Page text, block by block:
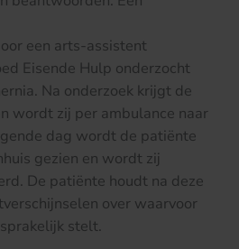
een arts-assistent
Eisende Hulp onderzocht
Na onderzoek krijgt de
wordt zij per ambulance naar
dag wordt de patiënte
gezien en wordt zij
De patiënte houdt na deze
over waarvoor
stelt.